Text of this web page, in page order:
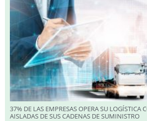
37% DE LAS EMPRESAS OPERA SU LOGÍSTICA
AISLADAS DE SUS CADENAS DE SUMINISTRO